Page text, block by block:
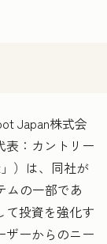
Japan株式会
表：カントリー
）は、同社が
ムの一部であ
て投資を強化す
ザーからのニー